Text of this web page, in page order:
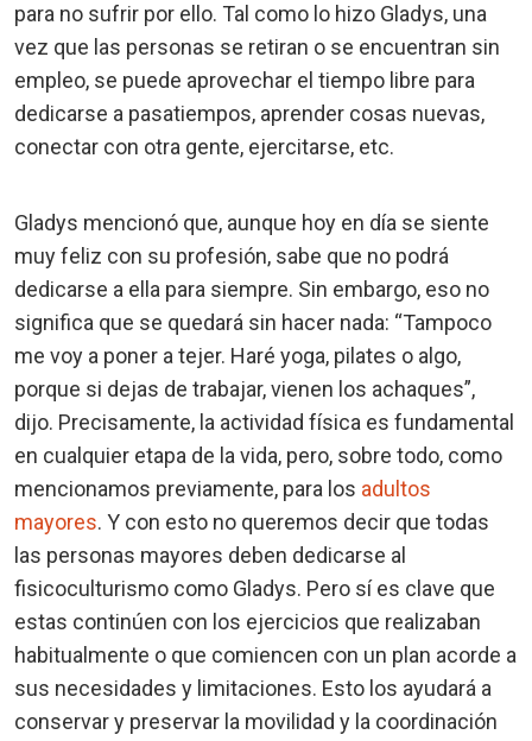
para no sufrir por ello. Tal como lo hizo Gladys, una
vez que las personas se retiran o se encuentran sin
empleo, se puede aprovechar el tiempo libre para
dedicarse a pasatiempos, aprender cosas nuevas,
conectar con otra gente, ejercitarse, etc.
Gladys mencionó que, aunque hoy en día se siente
muy feliz con su profesión, sabe que no podrá
dedicarse a ella para siempre. Sin embargo, eso no
significa que se quedará sin hacer nada: “Tampoco
me voy a poner a tejer. Haré yoga, pilates o algo,
porque si dejas de trabajar, vienen los achaques”,
dijo. Precisamente, la actividad física es fundamental
en cualquier etapa de la vida, pero, sobre todo, como
mencionamos previamente, para los adultos
mayores. Y con esto no queremos decir que todas
las personas mayores deben dedicarse al
fisicoculturismo como Gladys. Pero sí es clave que
estas continúen con los ejercicios que realizaban
habitualmente o que comiencen con un plan acorde a
sus necesidades y limitaciones. Esto los ayudará a
conservar y preservar la movilidad y la coordinación